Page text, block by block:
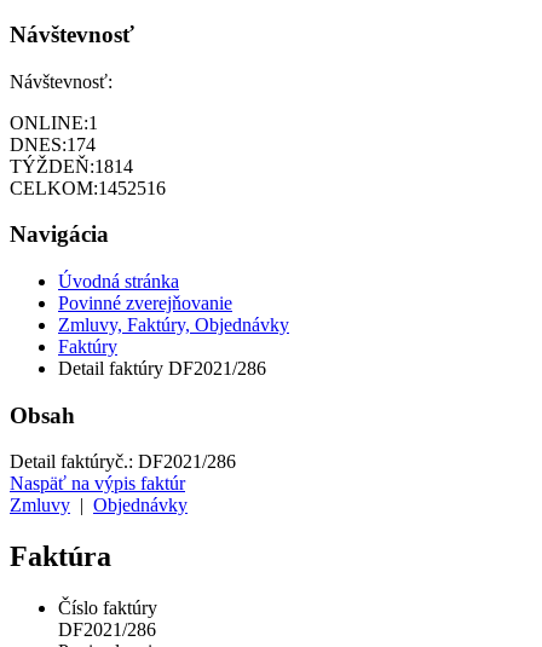
Návštevnosť
Návštevnosť:
ONLINE:1
DNES:174
TÝŽDEŇ:1814
CELKOM:1452516
Navigácia
Úvodná stránka
Povinné zverejňovanie
Zmluvy, Faktúry, Objednávky
Faktúry
Detail faktúry DF2021/286
Obsah
Detail faktúryč.: DF2021/286
Naspäť na výpis faktúr
Zmluvy
Objednávky
Faktúra
Číslo faktúry
DF2021/286